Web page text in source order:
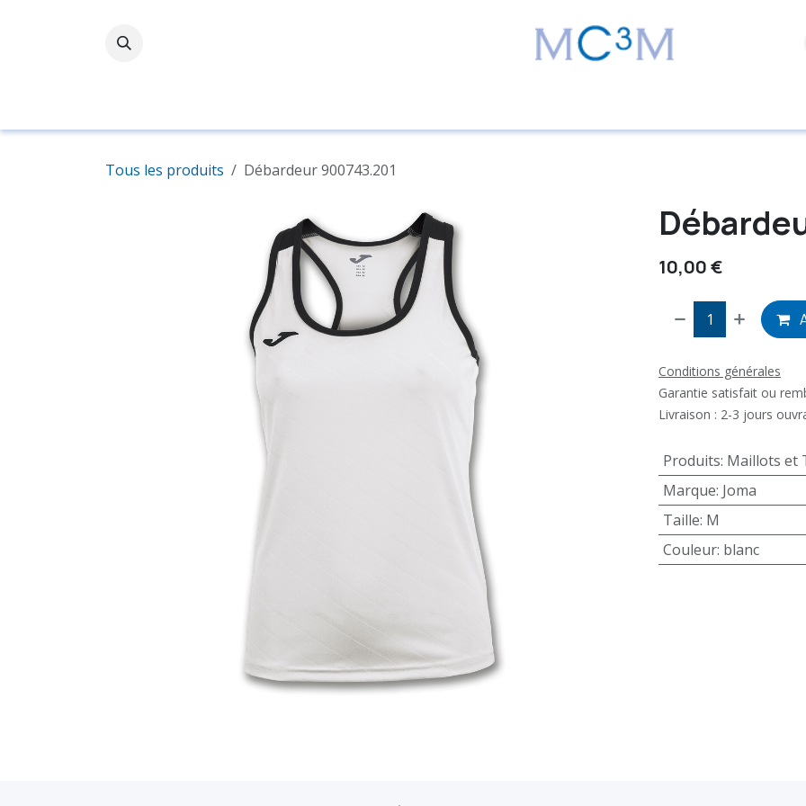
Tous les produits Débardeur 900743.201
10,00€
Conditions générales
Garantie satisfait ou
Livraison : 2-3 jours
Produits: Maillots et
Marque: Joma
Taille: M
Couleur: blanc